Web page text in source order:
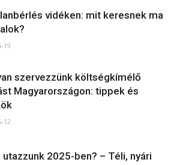
vidéken: mit keresnek ma
19
szervezzünk költségkímélő
Magyarországon: tippek és
12
utazzunk 2025-ben? – Téli, nyári